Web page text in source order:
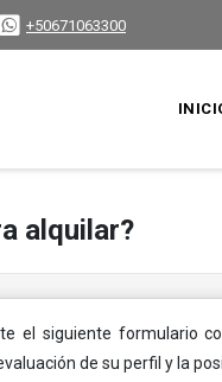
+50671063300
alquilar?
el siguiente formulario
de su perfil y la